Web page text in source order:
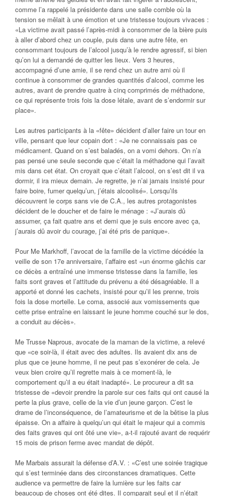
comme l’a rappelé la présidente dans une salle comble où la
tension se mêlait à une émotion et une tristesse toujours vivaces :
«La victime avait passé l’après-midi à consommer de la bière puis
à aller d’abord chez un couple, puis dans une autre fête, en
consommant toujours de l’alcool jusqu’à le rendre agressif, si bien
qu’on lui a demandé de quitter les lieux. Vers 3 heures,
accompagné d’une amie, il se rend chez un autre ami où il
continue à consommer de grandes quantités d’alcool, comme les
autres, avant de prendre quatre à cinq comprimés de méthadone,
ce qui représente trois fois la dose létale, avant de s’endormir sur
place».
Les autres participants à la «fête» décident d’aller faire un tour en
ville, pensant que leur copain dort : «Je ne connaissais pas ce
médicament. Quand on s’est baladés, on a vomi dehors. On n’a
pas pensé une seule seconde que c’était la méthadone qui l’avait
mis dans cet état. On croyait que c’était l’alcool, on s’est dit il va
dormir, il ira mieux demain. Je regrette, je n’ai jamais insisté pour
faire boire, fumer quelqu’un, j’étais alcoolisé». Lorsqu’ils
découvrent le corps sans vie de C.A., les autres protagonistes
décident de le doucher et de faire le ménage : «J’aurais dû
assumer, ça fait quatre ans et demi que je suis encore avec ça,
j’aurais dû avoir du courage, j’ai été pris de panique».
Pour Me Markhoff, l’avocat de la famille de la victime décédée la
veille de son 17e anniversaire, l’affaire est «un énorme gâchis car
ce décès a entraîné une immense tristesse dans la famille, les
faits sont graves et l’attitude du prévenu a été désagréable. Il a
apporté et donné les cachets, insisté pour qu’il les prenne, trois
fois la dose mortelle. Le coma, associé aux vomissements que
cette prise entraîne en laissant le jeune homme couché sur le dos,
a conduit au décès».
Me Trusse Naprous, avocate de la maman de la victime, a relevé
que «ce soir-là, il était avec des adultes. Ils avaient dix ans de
plus que ce jeune homme, il ne peut pas s’exonérer de cela. Je
veux bien croire qu’il regrette mais à ce moment-là, le
comportement qu’il a eu était inadapté». Le procureur a dit sa
tristesse de «devoir prendre la parole sur ces faits qui ont causé la
perte la plus grave, celle de la vie d’un jeune garçon. C’est le
drame de l’inconséquence, de l’amateurisme et de la bêtise la plus
épaisse. On a affaire à quelqu’un qui était le majeur qui a commis
des faits graves qui ont ôté une vie», a-t-il rajouté avant de requérir
15 mois de prison ferme avec mandat de dépôt.
Me Marbais assurait la défense d’A.V. : «C’est une soirée tragique
qui s’est terminée dans des circonstances dramatiques. Cette
audience va permettre de faire la lumière sur les faits car
beaucoup de choses ont été dites. Il comparait seul et il n’était